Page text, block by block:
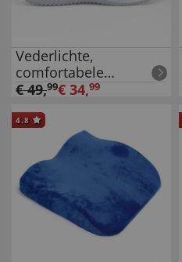
Vederlichte,
comfortabele
damesschoenen
€49,99€ 34,99
4.8